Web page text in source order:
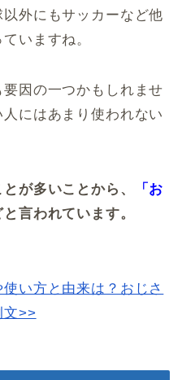
外にもサッカーなど他
いますね。
因の一つかもしれませ
にはあまり使われない
が多いことから、
「お
言われています。
い方と由来は？おじさ
文>>